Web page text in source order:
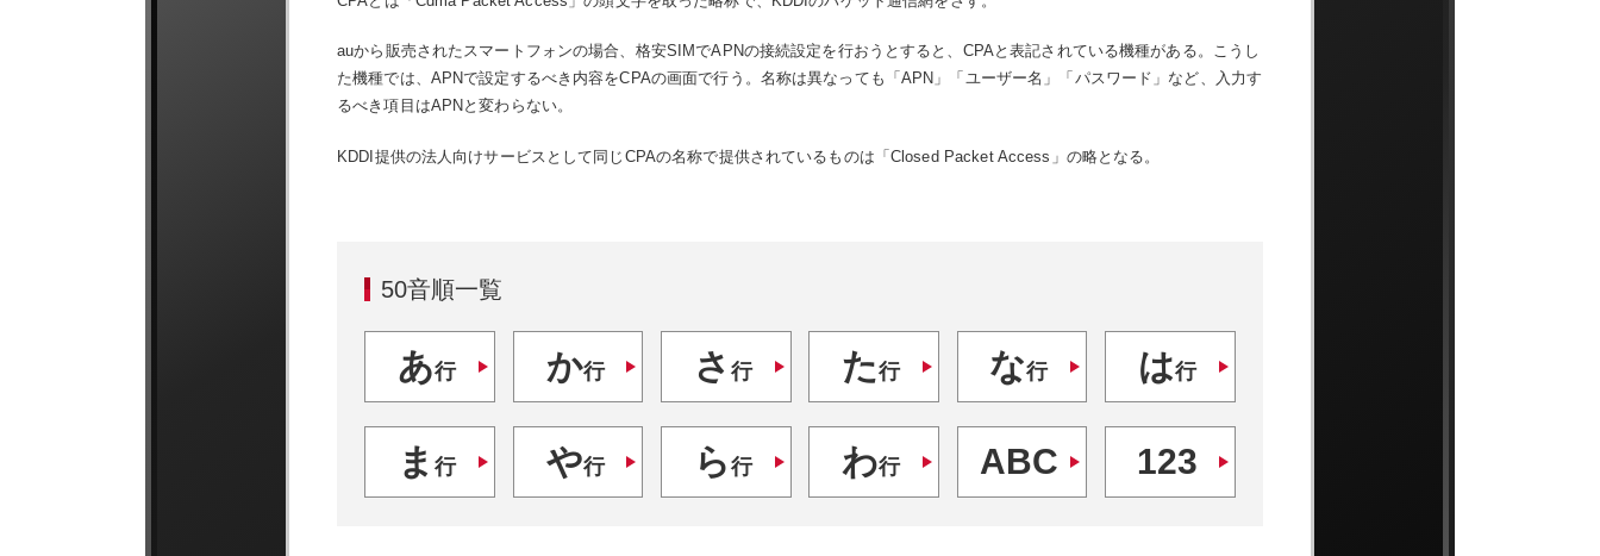
auから販売されたスマートフォンの場合、格安SIMでAPNの接続設定を行おうとすると、CPAと表記されている機種がある。こうし
た機種では、APNで設定するべき内容をCPAの画面で行う。名称は異なっても「APN」「ユーザー名」「パスワード」など、入力す
るべき項目はAPNと変わらない。
KDDI提供の法人向けサービスとして同じCPAの名称で提供されているものは「Closed Packet Access」の略となる。
50音順一覧
あ行 か行 さ 行 た行 な行 は行
ま行 や行 ら 行 わ行 ABC 123